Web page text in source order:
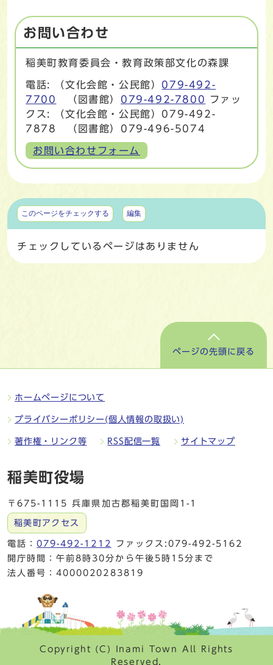
お問い合わせ
稲美町教育委員会・教育政策部文化の森課
電話: （文化会館・公民館） 079-492-
7700
（図書館） 079-492-7800
ファッ
クス: （文化会館・公民館）079-492-
7878 （図書館）079-496-5074
お問い合わせフォーム
マイページ
このページをチェックする 編集
チェックしているページはありません
ページの先頭に戻る
ホームページについて
プライバシーポリシー(個人情報の取扱い)
著作権・リンク等 RSS配信一覧 サイトマップ
稲美町役場
〒675-1115 兵庫県加古郡稲美町国岡1-1
稲美町アクセス
電話：079-492-1212
ファックス:079-492-5162
開庁時間：午前8時30分から午後5時15分まで
法人番号：4000020283819
Copyright (C) Inami Town All Rights
Reserved.